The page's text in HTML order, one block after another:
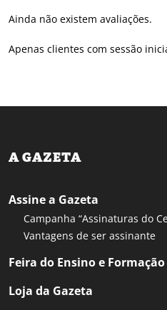
Ainda não existem avaliações.
Apenas clientes com sessão
A GAZETA
Assine a Gazeta
Campanha “Assinaturas do
Vantagens de ser assinante
Feira do Ensino e Formação
Loja da Gazeta